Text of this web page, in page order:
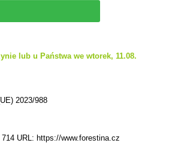
lub u Państwa we wtorek, 11.08.
2023/988
URL: https://www.forestina.cz